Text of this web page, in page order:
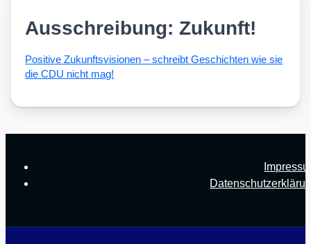
Ausschreibung: Zukunft!
Posi­ti­ve Zukunfts­vi­sio­nen – schreibt Geschich­ten wie sie
die CDU nicht mag!